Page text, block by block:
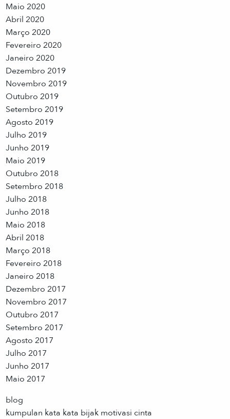
Maio 2020
Abril 2020
Março 2020
Fevereiro 2020
Janeiro 2020
Dezembro 2019
Novembro 2019
Outubro 2019
Setembro 2019
Agosto 2019
Julho 2019
Junho 2019
Maio 2019
Outubro 2018
Setembro 2018
Julho 2018
Junho 2018
Maio 2018
Abril 2018
Março 2018
Fevereiro 2018
Janeiro 2018
Dezembro 2017
Novembro 2017
Outubro 2017
Setembro 2017
Agosto 2017
Julho 2017
Junho 2017
Maio 2017
blog
kumpulan kata kata bijak motivasi cinta